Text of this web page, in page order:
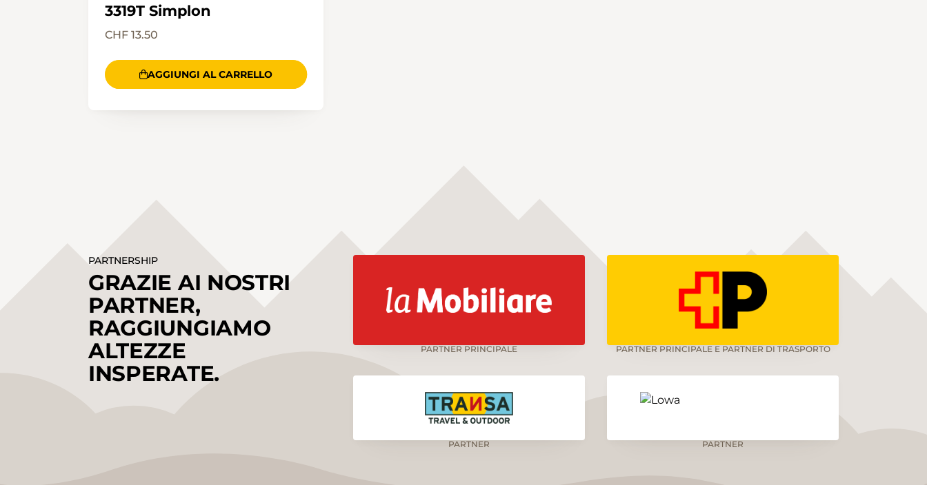
3319T Simplon
CHF 13.50
AGGIUNGI AL CARRELLO
PARTNERSHIP
GRAZIE AI NOSTRI
PARTNER,
RAGGIUNGIAMO
ALTEZZE
INSPERATE.
PARTNER PRINCIPALE PARTNER PRINCIPALE E PARTNER DI TRASPORTO
PARTNER PARTNER